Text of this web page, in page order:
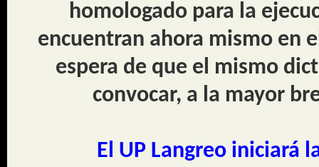
homologado para la
encuentran ahora mismo en
espera de que el mismo
convocar, a la mayor
El UP Langreo iniciará